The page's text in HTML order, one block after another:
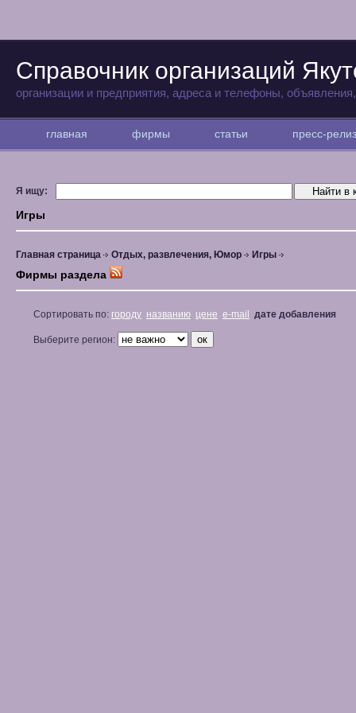
Справочник организаций
организации и предприятия, адреса и телефоны,
главная фирмы статьи пресс-
Я ищу:
Игры
Главная страница Отдых, развлечения, Юмор Игры
Фирмы раздела
Сортировать по: городу названию цене e-mail дате добавления
Выберите регион: